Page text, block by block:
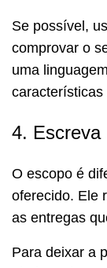
Se possível,
comprovar o
uma
características
4. Escreva
O escopo é
oferecido. Ele
as entregas
Para deixar a